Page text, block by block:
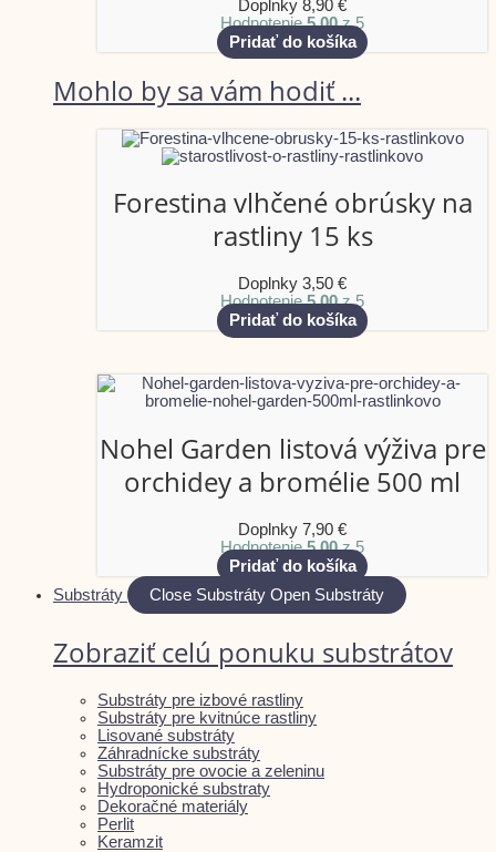
Doplnky 8,90 €
Hodnotenie5.00z 5
Pridať do košíka
Mohlo by sa vám hodiť ...
Forestina vlhčené obrúsky na
rastliny 15 ks
Doplnky 3,50 €
Hodnotenie5.00z 5
Pridať do košíka
Nohel Garden listová výživa pre
orchidey a bromélie 500 ml
Doplnky 7,90 €
Hodnotenie5.00z 5
Pridať do košíka
Substráty
Close Substráty Open Substráty
Zobraziť celú ponuku substrátov
Substráty pre izbové rastliny
Substráty pre kvitnúce rastliny
Lisované substráty
Záhradnícke substráty
Substráty pre ovocie a zeleninu
Hydroponické substraty
Dekoračné materiály
Perlit
Keramzit